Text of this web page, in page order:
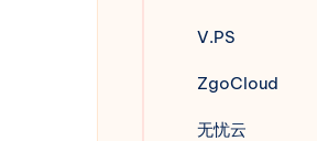
V.PS
ZgoCloud
无忧云